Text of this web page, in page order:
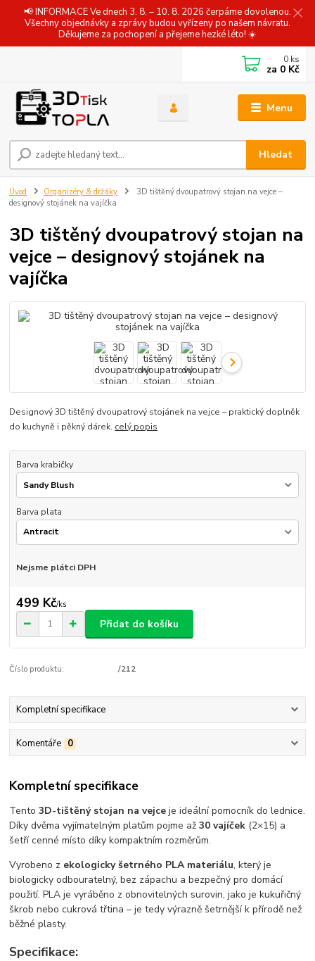
📢 INFORMACE Ve dnech 3. 8. – 10. 8. 2026 čerpáme dovolenou.
Všechny objednávky a zprávy budou vyřízeny po našem návratu.
Děkujeme za pochopení a přejeme hezké léto! ☀️
Menu
Hledat
0 ks
za 0 Kč
Úvod Organizéry & držáky
3D tištěný dvoupatrový stojan na vejce –
designový stojánek na vajíčka
3D tištěný dvoupatrový stojan na
vejce – designový stojánek na
vajíčka
Designový 3D tištěný dvoupatrový stojánek na vejce – praktický doplněk
do kuchyně i pěkný dárek. celý popis
Barva krabičky
Barva plata
Nejsme plátci DPH
499 Kč/ks
Přidat do košíku
Číslo produktu: /212
Kompletní specifikace
Komentáře 0
Kompletní specifikace
Tento3D-tištěný stojan na vejce je ideální pomocník do lednice.
Díky dvěma vyjímatelným platům pojme až30 vajíček (2×15) a
šetří cenné místo díky kompaktním rozměrům.
Vyrobeno z ekologicky šetrného PLA materiálu, který je
biologicky odbouratelný, bez zápachu a bezpečný pro domácí
použití. PLA je vyráběno z obnovitelných surovin, jako je kukuřičný
škrob nebo cukrová třtina – je tedy výrazně šetrnější k přírodě než
běžné plasty.
Specifikace: